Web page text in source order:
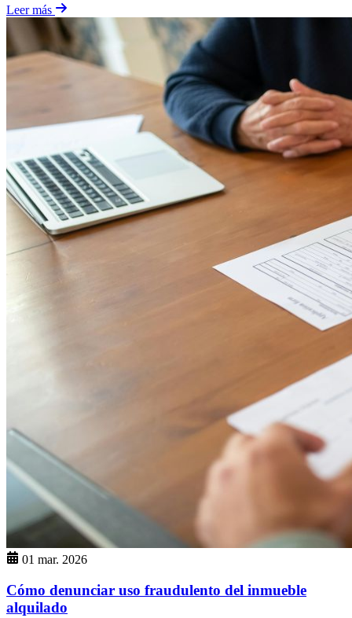
Leer más
01 mar. 2026
Cómo denunciar uso fraudulento del inmueble
alquilado